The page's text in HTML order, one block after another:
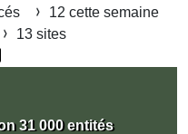
12 cette semaine
13 sites
31 000 entités